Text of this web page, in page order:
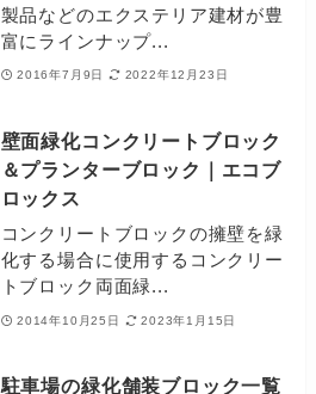
製品などのエクステリア建材が豊
富にラインナップ...
2016年7月9日 2022年12月23日
壁面緑化コンクリートブロック
＆プランターブロック｜エコブ
ロックス
コンクリートブロックの擁壁を緑
化する場合に使用するコンクリー
トブロック両面緑...
2014年10月25日 2023年1月15日
駐車場の緑化舗装ブロック一覧